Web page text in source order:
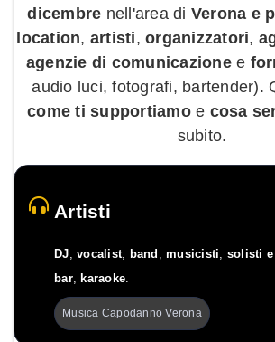
dicembre nell'area di Verona e
location, artisti, organizzatori,
agenzie di comunicazionee
audio luci, fotografi, bartender).
come ti supportiamoe cosa
subito.
Artisti
DJ, vocalist, band , musicisti, solisti
bar, karaoke.
Musica Capodanno Verona